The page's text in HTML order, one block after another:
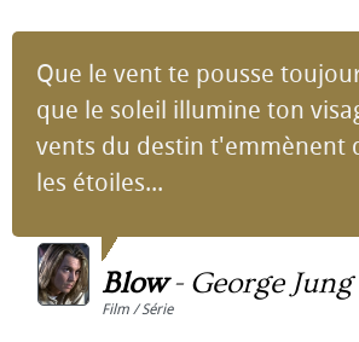
Que le vent te pousse
que le soleil illumine ton
vents du destin t'emmènent
les étoiles...
Blow- George Jung
Film / Série